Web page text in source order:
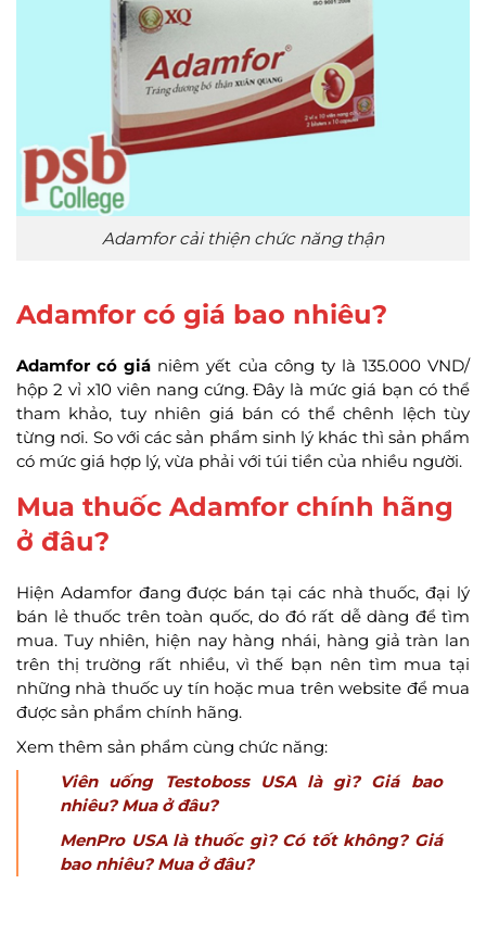
Adamfor cải thiện chức năng thận
Adamfor có giá bao nhiêu?
Adamfor có giá niêm yết của công ty là 135.000 VND/
hộp 2 vỉ x10 viên nang cứng. Đây là mức giá bạn có thể
tham khảo, tuy nhiên giá bán có thể chênh lệch tùy
từng nơi. So với các sản phẩm sinh lý khác thì sản phẩm
có mức giá hợp lý, vừa phải với túi tiền của nhiều người.
Mua thuốc Adamfor chính hãng
ở đâu?
Hiện Adamfor đang được bán tại các nhà thuốc, đại lý
bán lẻ thuốc trên toàn quốc, do đó rất dễ dàng để tìm
mua. Tuy nhiên, hiện nay hàng nhái, hàng giả tràn lan
trên thị trường rất nhiều, vì thế bạn nên tìm mua tại
những nhà thuốc uy tín hoặc mua trên website để mua
được sản phẩm chính hãng.
Xem thêm sản phẩm cùng chức năng:
Viên uống Testoboss USA là gì? Giá bao
nhiêu? Mua ở đâu?
MenPro USA là thuốc gì? Có tốt không? Giá
bao nhiêu? Mua ở đâu?